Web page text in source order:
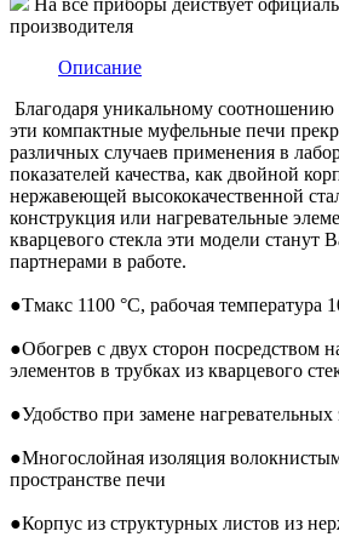
производителя
Описание
Благодаря уникальному
эти компактные муфельные печи
различных случаев применения в
показателей качества, как двойной
нержавеющей высококачественной
конструкция или нагревательные
кварцевого стекла эти модели
партнерами в работе.
●Tмакс 1100 °C, рабочая температура
●Обогрев с двух сторон посредством
элементов в трубках из кварцевого
●Удобство при замене
●Многослойная изоляция
пространстве печи
●Корпус из структурных листов из